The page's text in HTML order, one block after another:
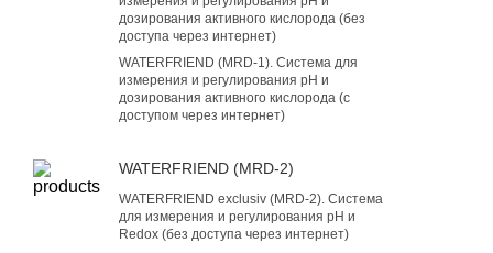
дозирования активного кислорода (без
доступа через интернет)
WATERFRIEND (MRD-1). Система для
измерения и регулирования pH и
дозирования активного кислорода (с
доступом через интернет)
WATERFRIEND (MRD-2)
WATERFRIEND exclusiv (MRD-2). Система
для измерения и регулирования pH и
Redox (без доступа через интернет)